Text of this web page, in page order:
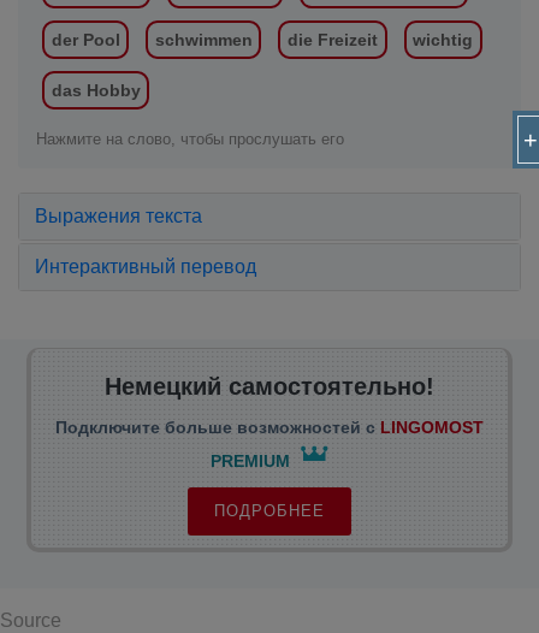
+
der Pool schwimmen die Freizeit wichtig
das Hobby
Нажмите на слово, чтобы прослушать его
Выражения текста
Интерактивный перевод
Немецкий самостоятельно!
Подключите больше возможностей с LINGOMOST
PREMIUM
ПОДРОБНЕЕ
Source